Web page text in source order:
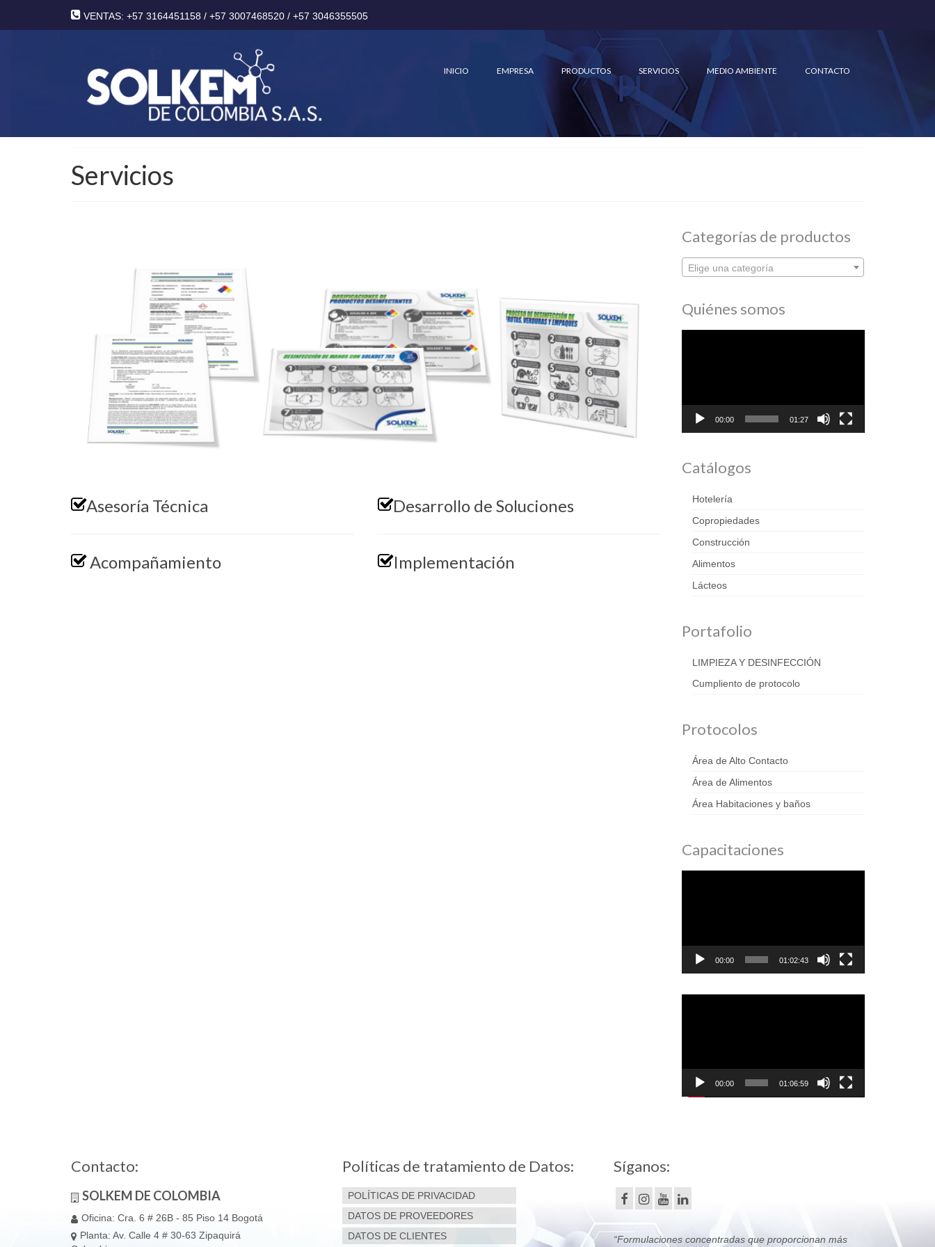
VENTAS: +57 3164451158 / +57 3007468520 / +57 3046355505
INICIO EMPRESA PRODUCTOS SERVICIOS MEDIO AMBIENTE CONTACTO
Servicios
Asesoría Técnica
Acompañamiento
Desarrollo de Soluciones
Implementación
Categorías de productos
Elige una categoría
Quiénes somos
00:00 01:27
Catálogos
Hotelería
Copropiedades
Construcción
Alimentos
Lácteos
Portafolio
LIMPIEZA Y DESINFECCIÓN
Cumpliento de protocolo
Protocolos
Área de Alto Contacto
Área de Alimentos
Área Habitaciones y baños
Capacitaciones
00:00 01:02:43
00:00 01:06:59
Contacto:
SOLKEM DE COLOMBIA
Oficina: Cra. 6 # 26B - 85 Piso 14 Bogotá
Planta: Av. Calle 4 # 30-63 Zipaquirá
Políticas de tratamiento de Datos:
POLÍTICAS DE PRIVACIDAD
DATOS DE PROVEEDORES
DATOS DE CLIENTES
Síganos:
“Formulaciones concentradas que proporcionan más